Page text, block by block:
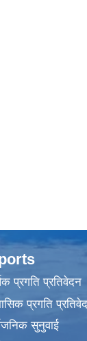
प्रगति प्रतिवेदन
प्रगति
सुनुवाई